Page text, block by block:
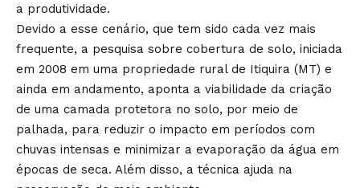
a produtividade.
Devido a esse cenário, que tem sido cada vez mais
frequente, a pesquisa sobre cobertura de solo, iniciada
em 2008 em uma propriedade rural de Itiquira (MT) e
ainda em andamento, aponta a viabilidade da criação
de uma camada protetora no solo, por meio de
palhada, para reduzir o impacto em períodos com
chuvas intensas e minimizar a evaporação da água em
épocas de seca. Além disso, a técnica ajuda na